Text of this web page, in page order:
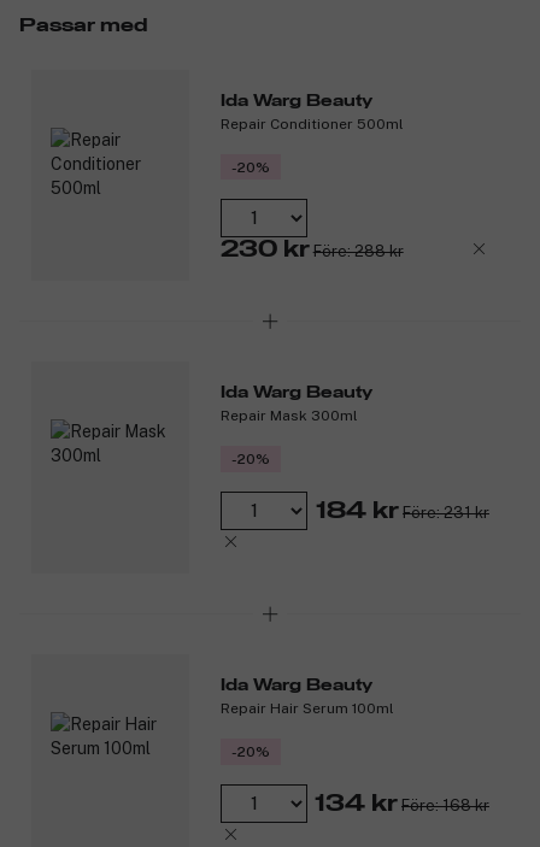
Passar med
Ida Warg Beauty
Repair Conditioner 500ml
-20%
230 kr Före: 288 kr
Ida Warg Beauty
Repair Mask 300ml
-20%
184 kr Före: 231 kr
Ida Warg Beauty
Repair Hair Serum 100ml
-20%
134 kr Före: 168 kr